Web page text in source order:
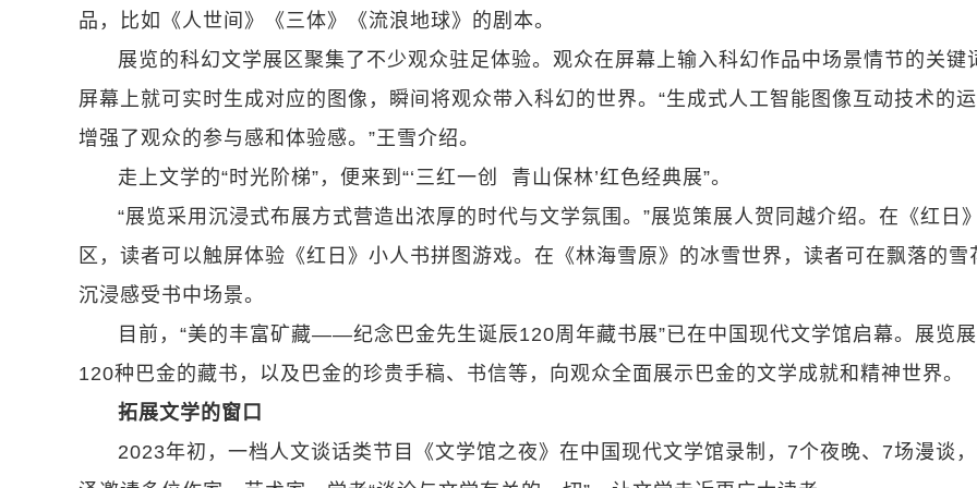
品，比如《人世间》《三体》《流浪地球》的剧本。
展览的科幻文学展区聚集了不少观众驻足体验。观众在屏幕上输入科幻作品中场景情节的关键
屏幕上就可实时生成对应的图像，瞬间将观众带入科幻的世界。“生成式人工智能图像互动技术的运
增强了观众的参与感和体验感。”王雪介绍。
走上文学的“时光阶梯”，便来到“‘三红一创 青山保林’红色经典展”。
“展览采用沉浸式布展方式营造出浓厚的时代与文学氛围。”展览策展人贺同越介绍。在《红日
区，读者可以触屏体验《红日》小人书拼图游戏。在《林海雪原》的冰雪世界，读者可在飘落的雪
沉浸感受书中场景。
目前，“美的丰富矿藏——纪念巴金先生诞辰120周年藏书展”已在中国现代文学馆启幕。展览
120种巴金的藏书，以及巴金的珍贵手稿、书信等，向观众全面展示巴金的文学成就和精神世界。
拓展文学的窗口
2023年初，一档人文谈话类节目《文学馆之夜》在中国现代文学馆录制，7个夜晚、7场漫谈